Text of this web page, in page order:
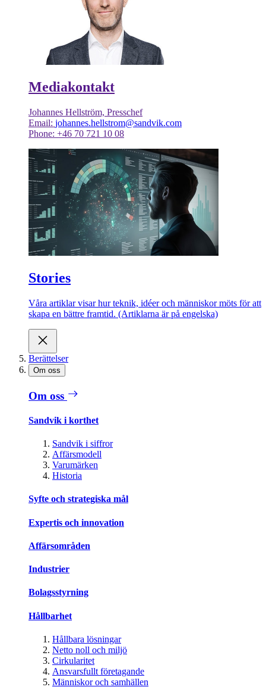
Mediakontakt
Johannes Hellström, Presschef
Email: johannes.hellstrom@sandvik.com
Phone: +46 70 721 10 08
Stories
Våra artiklar visar hur teknik, idéer och människor möts för att
skapa en bättre framtid. (Artiklarna är på engelska)
Berättelser
Om oss
Om oss
Sandvik i korthet
Sandvik i siffror
Affärsmodell
Varumärken
Historia
Syfte och strategiska mål
Expertis och innovation
Affärsområden
Industrier
Bolagsstyrning
Hållbarhet
Hållbara lösningar
Netto noll och miljö
Cirkularitet
Ansvarsfullt företagande
Människor och samhällen